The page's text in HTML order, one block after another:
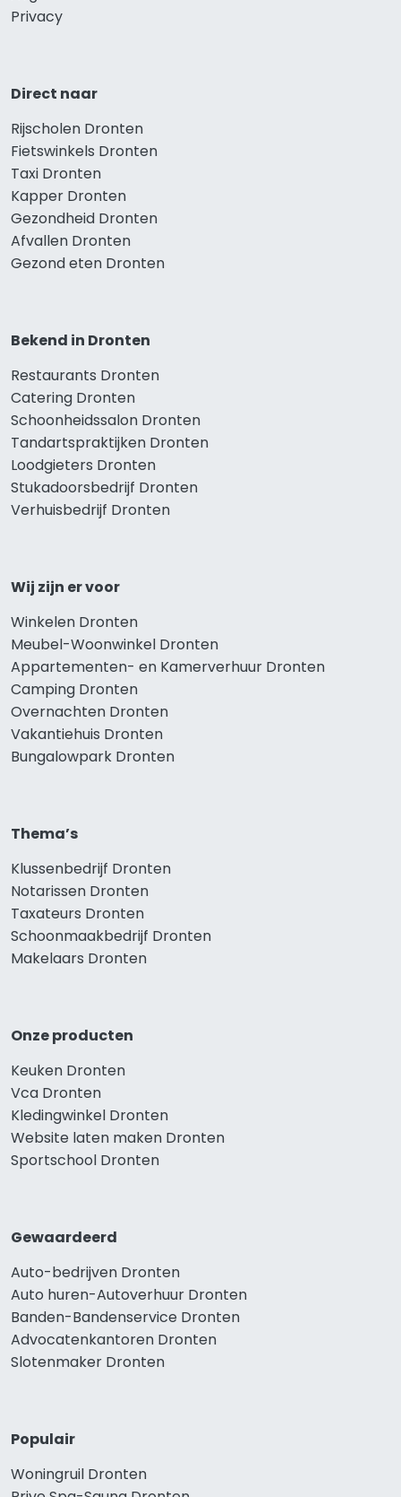
Privacy
Direct naar
Rijscholen Dronten
Fietswinkels Dronten
Taxi Dronten
Kapper Dronten
Gezondheid Dronten
Afvallen Dronten
Gezond eten Dronten
Bekend in Dronten
Restaurants Dronten
Catering Dronten
Schoonheidssalon Dronten
Tandartspraktijken Dronten
Loodgieters Dronten
Stukadoorsbedrijf Dronten
Verhuisbedrijf Dronten
Wij zijn er voor
Winkelen Dronten
Meubel-Woonwinkel Dronten
Appartementen- en Kamerverhuur Dronten
Camping Dronten
Overnachten Dronten
Vakantiehuis Dronten
Bungalowpark Dronten
Thema’s
Klussenbedrijf Dronten
Notarissen Dronten
Taxateurs Dronten
Schoonmaakbedrijf Dronten
Makelaars Dronten
Onze producten
Keuken Dronten
Vca Dronten
Kledingwinkel Dronten
Website laten maken Dronten
Sportschool Dronten
Gewaardeerd
Auto-bedrijven Dronten
Auto huren-Autoverhuur Dronten
Banden-Bandenservice Dronten
Advocatenkantoren Dronten
Slotenmaker Dronten
Populair
Woningruil Dronten